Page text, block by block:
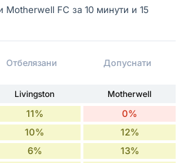
Motherwell FC за 10 минути и 15
Отбелязани Допуснати
Livingston
Motherwell
11% 0%
10% 12%
6% 13%